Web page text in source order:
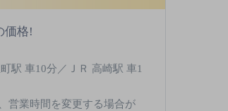
価格!
駅 車10分／ＪＲ 高崎駅 車1
営業時間を変更する場合が